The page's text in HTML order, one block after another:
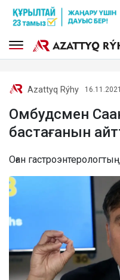
Azattyq Rýhy
Омбудсмен
бастағанын
Оған